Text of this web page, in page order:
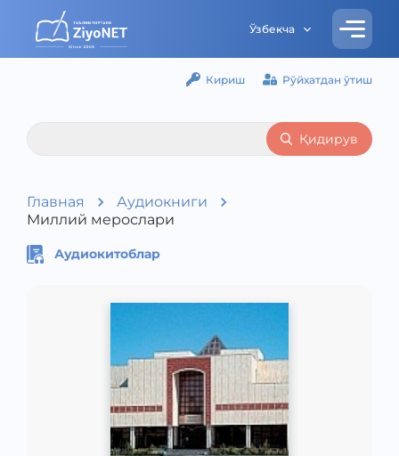
Ўзбекча
Кириш Рўйхатдан ўтиш
Қидирув
Главная
Аудиокниги
Миллий мерослари
Аудиокитоблар